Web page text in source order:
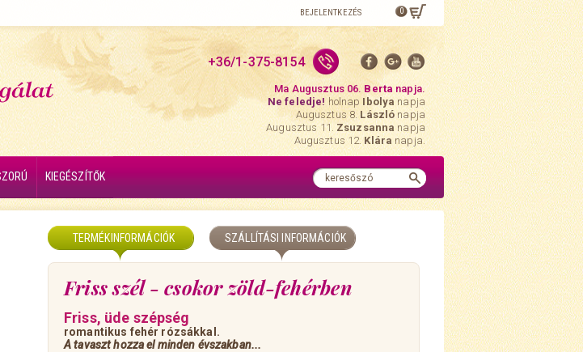
BEJELENTKEZÉS 0
+36/1-375-8154
Ma Augusztus 06.Berta napja.
Ne feledje! holnapIbolyanapja
Augusztus 8.Lászlónapja
Augusztus 11.Zsuzsannanapja
Augusztus 12.Klára napja.
KIEGÉSZÍTŐK
TERMÉKINFORMÁCIÓK SZÁLLÍTÁSI INFORMÁCIÓK
Friss szél - csokor zöld-fehérben
Friss, üde szépség
romantikus fehér rózsákkal.
A tavaszt hozza el minden évszakban...